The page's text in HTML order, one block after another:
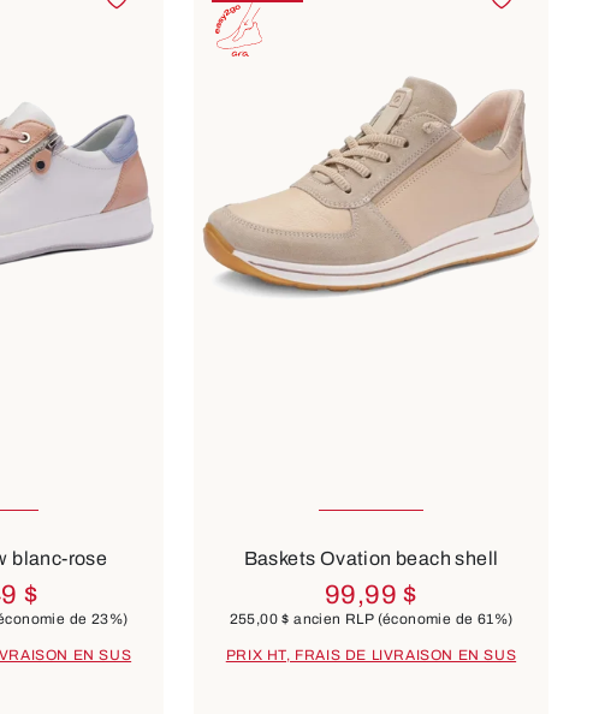
blanc-rose
$
de 23%)
EN SUS
8 Couleurs
Baskets Ovation beach shell
99,99 $
255,00 $ ancien RLP (économie de 61%)
PRIX HT, FRAIS DE LIVRAISON EN SUS